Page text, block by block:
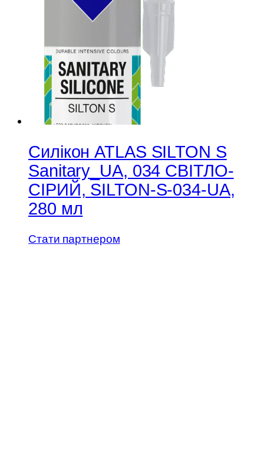
Силікон ATLAS SILTON S
Sanitary_UA, 034 СВІТЛО-
СІРИЙ, SILTON-S-034-UA,
280 мл
Стати партнером